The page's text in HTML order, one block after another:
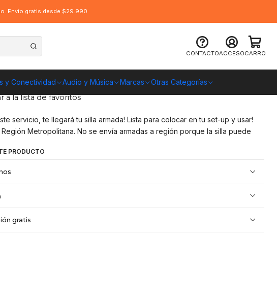
CONTACTOACCESOCARRO
y Conectividad Audio y Música Marcas Otras Categorías
Envío gratis desde $29.990
armado Silla / Escritorio
A TODO CHILE
a la lista de favoritos
servicio, te llegará tu silla armada! Lista para colocar en tu set-up y usar!
Metropolitana. No se envía armadas a región porque la silla puede
PRODUCTO
gratis